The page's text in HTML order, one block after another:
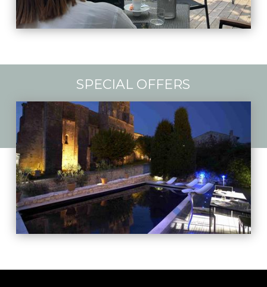
SPECIAL OFFERS